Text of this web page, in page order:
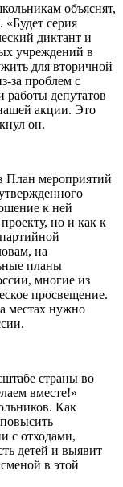
объяснят,
«Будет серия
диктант и
учреждений в
для вторичной
за проблем с
работы депутатов
акции. Это
он.
План мероприятий
к ней
но и как к
на
планы
многие из
просвещение.
местах нужно
страны во
вместе!»
Как
с отходами,
детей и выявит
в этой